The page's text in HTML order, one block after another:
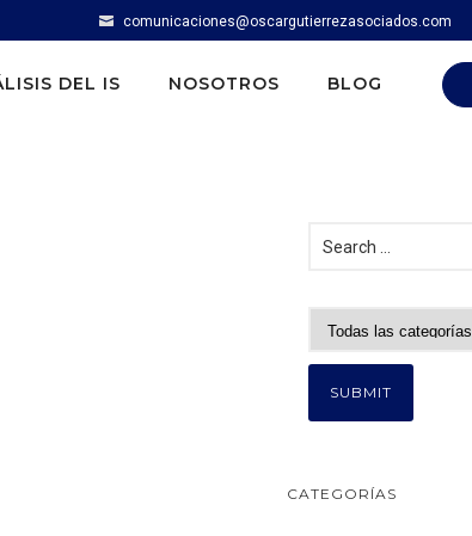
comunicaciones@oscargutierrezasociados.com
DEL IS NOSOTROS BLOG
CATEGORÍAS